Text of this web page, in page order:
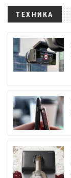
ТЕХНИКА